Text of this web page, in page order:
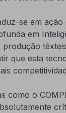
se em
em
que esta
como o